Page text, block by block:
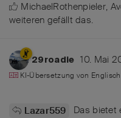
MichaelRothenpieler,
weiteren gefällt das.
29roadie 10. Mai
KI-Übersetzung von Englisch
Lazar559
Das bietet